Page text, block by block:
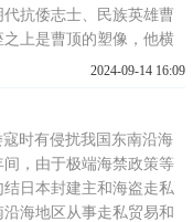
抗倭志士、民族英雄曹
上是曹顶的塑像，他横
凝视着狼山和长江，仿
不远处有一土墩，墩上
坟三字的白石，相传有被
。
2024-09-14 16:09
时有侵扰我国东南沿海
，由于极端海禁政策等
日本封建主和海盗走私
海地区从事走私贸易和